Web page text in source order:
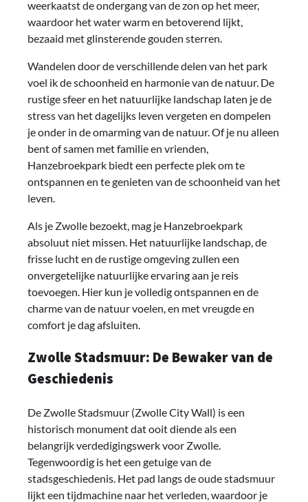
weerkaatst de ondergang van de zon op het meer,
waardoor het water warm en betoverend lijkt,
bezaaid met glinsterende gouden sterren.
Wandelen door de verschillende delen van het park
voel ik de schoonheid en harmonie van de natuur. De
rustige sfeer en het natuurlijke landschap laten je de
stress van het dagelijks leven vergeten en dompelen
je onder in de omarming van de natuur. Of je nu alleen
bent of samen met familie en vrienden,
Hanzebroekpark biedt een perfecte plek om te
ontspannen en te genieten van de schoonheid van het
leven.
Als je Zwolle bezoekt, mag je Hanzebroekpark
absoluut niet missen. Het natuurlijke landschap, de
frisse lucht en de rustige omgeving zullen een
onvergetelijke natuurlijke ervaring aan je reis
toevoegen. Hier kun je volledig ontspannen en de
charme van de natuur voelen, en met vreugde en
comfort je dag afsluiten.
Zwolle Stadsmuur: De Bewaker van de
Geschiedenis
De Zwolle Stadsmuur (Zwolle City Wall) is een
historisch monument dat ooit diende als een
belangrijk verdedigingswerk voor Zwolle.
Tegenwoordig is het een getuige van de
stadsgeschiedenis. Het pad langs de oude stadsmuur
lijkt een tijdmachine naar het verleden, waardoor je